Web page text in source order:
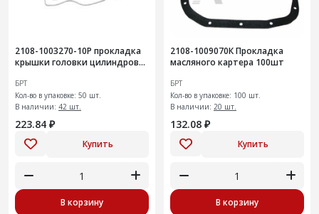
2108-1003270-10Р прокладка
крышки головки цилиндров
БРТ
Кол-во в упаковке: 50 шт.
В наличии: 42 шт.
223.84 ₽
Купить
В корзину
2108-1009070К Прокладка
масляного картера 100шт
БРТ
Кол-во в упаковке: 100 шт.
В наличии: 20 шт.
132.08 ₽
Купить
В корзину